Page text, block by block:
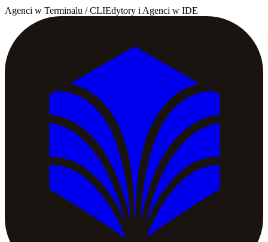
Agenci w Terminalu / CLIEdytory i Agenci w IDE